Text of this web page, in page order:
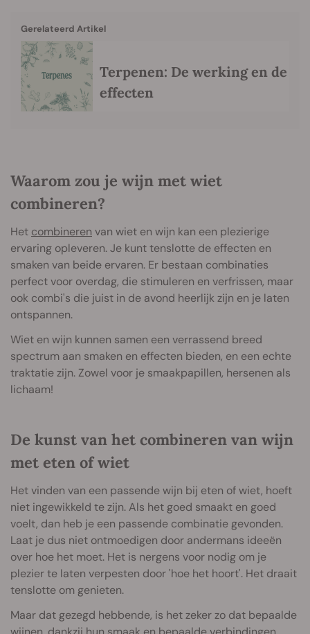
Gerelateerd Artikel
Terpenen: De werking en de
effecten
Waarom zou je wijn met wiet
combineren?
Het combineren van wiet en wijn kan een plezierige
ervaring opleveren. Je kunt tenslotte de effecten en
smaken van beide ervaren. Er bestaan combinaties
perfect voor overdag, die stimuleren en verfrissen, maar
ook combi's die juist in de avond heerlijk zijn en je laten
ontspannen.
Wiet en wijn kunnen samen een verrassend breed
spectrum aan smaken en effecten bieden, en een echte
traktatie zijn. Zowel voor je smaakpapillen, hersenen als
lichaam!
De kunst van het combineren van wijn
met eten of wiet
Het vinden van een passende wijn bij eten of wiet, hoeft
niet ingewikkeld te zijn. Als het goed smaakt en goed
voelt, dan heb je een passende combinatie gevonden.
Laat je dus niet ontmoedigen door andermans ideeën
over hoe het moet. Het is nergens voor nodig om je
plezier te laten verpesten door 'hoe het hoort'. Het draait
tenslotte om genieten.
Maar dat gezegd hebbende, is het zeker zo dat bepaalde